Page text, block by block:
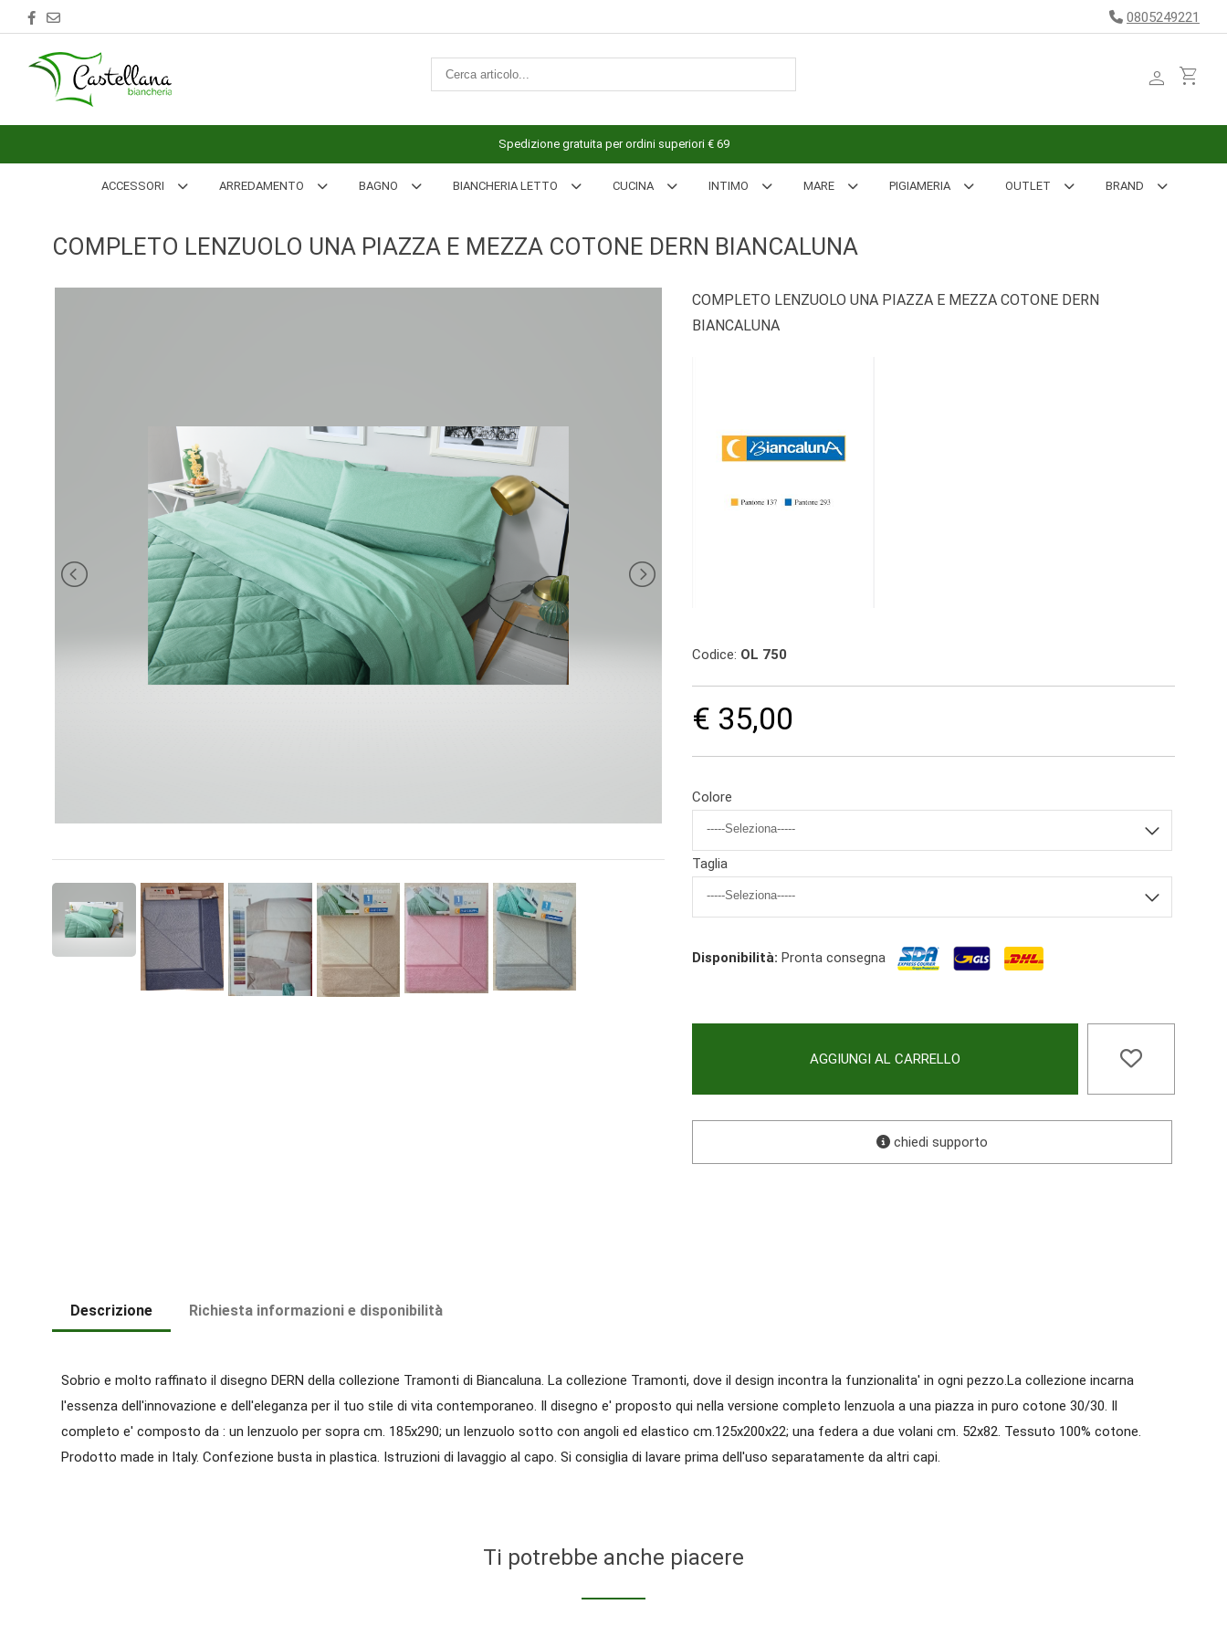
ACCESSORI
CUCINA
INTIMO
0805249221
person shopping_cart
Spedizione gratuita per ordini superiori € 69
ACCESSORI ARREDAMENTO BAGNO BIANCHERIA LETTO CUCINA INTIMO MARE PIGIAMERIA OUTLET BRAND
COMPLETO LENZUOLO UNA PIAZZA E MEZZA COTONE DERN BIANCALUNA
COMPLETO LENZUOLO UNA PIAZZA E MEZZA COTONE DERN
BIANCALUNA
Codice: OL 750
€ 35,00
Colore
Taglia
Disponibilità: Pronta consegna
AGGIUNGI AL CARRELLO
chiedi supporto
Descrizione Richiesta informazioni e disponibilità
Sobrio e molto raffinato il disegno DERN della collezione Tramonti di Biancaluna. La collezione Tramonti, dove il design incontra la funzionalita' in ogni pezzo.La collezione incarna
l'essenza dell'innovazione e dell'eleganza per il tuo stile di vita contemporaneo. Il disegno e' proposto qui nella versione completo lenzuola a una piazza in puro cotone 30/30. Il
completo e' composto da : un lenzuolo per sopra cm. 185x290; un lenzuolo sotto con angoli ed elastico cm.125x200x22; una federa a due volani cm. 52x82. Tessuto 100% cotone.
Prodotto made in Italy. Confezione busta in plastica. Istruzioni di lavaggio al capo. Si consiglia di lavare prima dell'uso separatamente da altri capi.
Ti potrebbe anche piacere